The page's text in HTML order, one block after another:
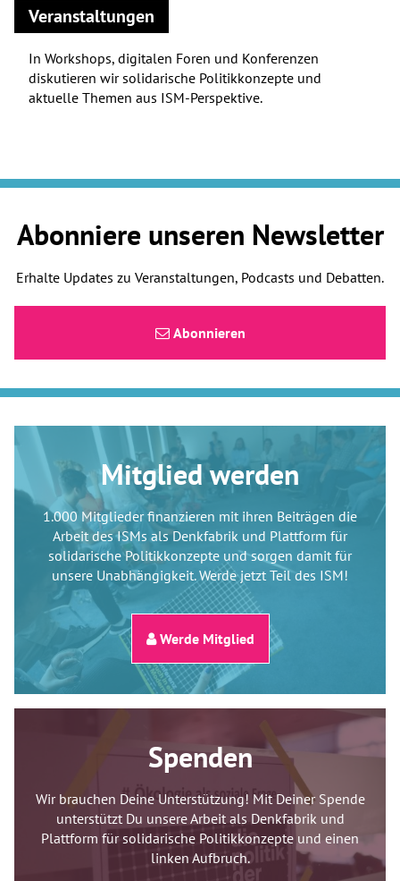
Veranstaltungen
In Workshops, digitalen Foren und Konferenzen
diskutieren wir solidarische Politikkonzepte und
aktuelle Themen aus ISM-Perspektive.
Abonniere unseren Newsletter
Erhalte Updates zu Veranstaltungen, Podcasts und Debatten.
Abonnieren
Mitglied werden
1.000 Mitglieder finanzieren mit ihren Beiträgen die
Arbeit des ISMs als Denkfabrik und Plattform für
solidarische Politikkonzepte und sorgen damit für
unsere Unabhängigkeit. Werde jetzt Teil des ISM!
Werde Mitglied
Spenden
Wir brauchen Deine Unterstützung! Mit Deiner Spende
unterstützt Du unsere Arbeit als Denkfabrik und
Plattform für solidarische Politikkonzepte und einen
linken Aufbruch.